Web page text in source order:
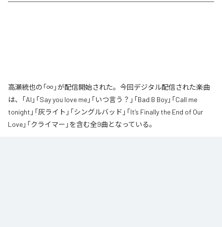
高瀬統也の「∞」が配信開始された。今回デジタル配信された楽曲
は、「AI」「Say you love me」「いつ言う？」「Bad B Boy」「Call me
tonight」「灰ライト」「シングルバッド」「It’s Finally the End of Our
Love」「クライマー」を含む全9曲となっている。